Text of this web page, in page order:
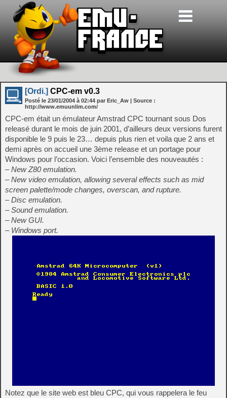
[Ordi.] CPC-em v0.3
Posté le 23/01/2004 à 02:44 par Eric_Aw | Source :
http://www.emuunlim.com/
CPC-em était un émulateur Amstrad CPC tournant sous Dos
releasé durant le mois de juin 2001, d’ailleurs deux versions furent
disponible le 9 puis le 23… depuis plus rien et voila que 2 ans et
demi après on accueil une 3ème release et un portage pour
Windows pour l’occasion. Voici l’ensemble des nouveautés :
– New Z80 emulation.
– New video emulation, allowing several effects such as mid
screen palette/mode changes, overscan, and rupture.
– Disc emulation.
– Sound emulation.
– New GUI.
– Windows port.
Notez que le site web est bleu CPC, qui vous rappelera le feu